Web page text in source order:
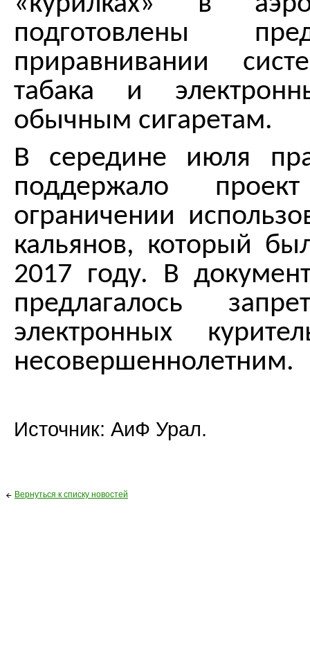
подготовлены
приравнивании
табака и
обычным сигаретам.
В середине июля
поддержало
ограничении
кальянов, который
2017 году. В
предлагалось
электронных
несовершеннолетним.
Источник: АиФ Урал.
Вернуться к списку новостей